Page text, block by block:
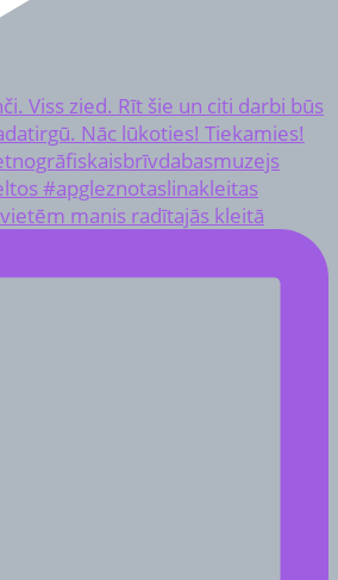
manis radītajās kleitā